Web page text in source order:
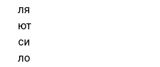
ля
ют
си
ло